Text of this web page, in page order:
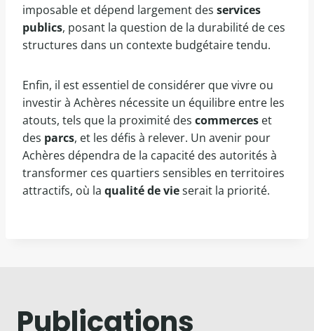
imposable et dépend largement des services
publics, posant la question de la durabilité de ces
structures dans un contexte budgétaire tendu.
Enfin, il est essentiel de considérer que vivre ou
investir à Achères nécessite un équilibre entre les
atouts, tels que la proximité des commerces et
des parcs, et les défis à relever. Un avenir pour
Achères dépendra de la capacité des autorités à
transformer ces quartiers sensibles en territoires
attractifs, où la qualité de vieserait la priorité.
Publications